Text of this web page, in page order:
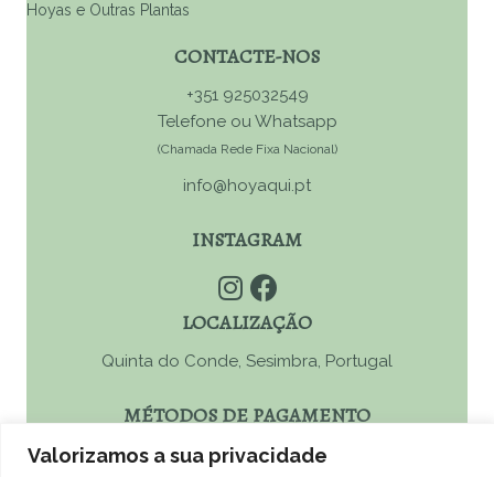
Valorizamos a sua privacidade
Hoyas e Outras Plantas
CONTACTE-NOS
+351 925032549
Telefone ou Whatsapp
(Chamada Rede Fixa Nacional)
info@hoyaqui.pt
INSTAGRAM
LOCALIZAÇÃO
Quinta do Conde, Sesimbra, Portugal
MÉTODOS DE PAGAMENTO
MBWay, Ref. Multibanco, Paypal ou Transferência